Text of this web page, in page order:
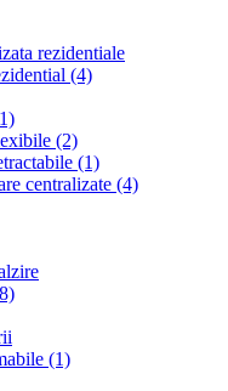
rezidentiale
(4)
(2)
(1)
centralizate (4)
(1)